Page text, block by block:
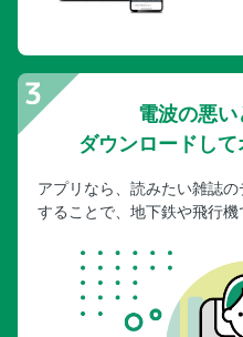
電波の悪い
ダウンロードし
アプリなら、読みたい雑誌
することで、地下鉄や飛行機